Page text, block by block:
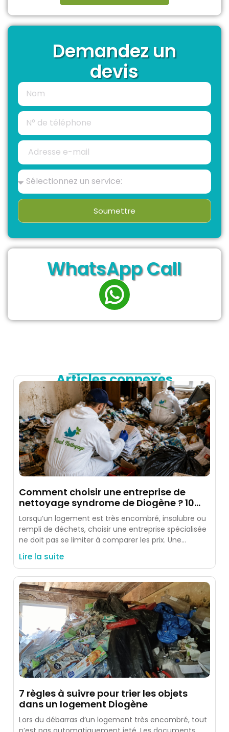
Demandez un
devis
Soumettre
WhatsApp Call
Articles connexes
Comment choisir une entreprise de
nettoyage syndrome de Diogène ? 10
critères à vérifier
Lorsqu’un logement est très encombré, insalubre ou
rempli de déchets, choisir une entreprise spécialisée
ne doit pas se limiter à comparer les prix. Une
intervention
Lire la suite
7 règles à suivre pour trier les objets
dans un logement Diogène
Lors du débarras d’un logement très encombré, tout